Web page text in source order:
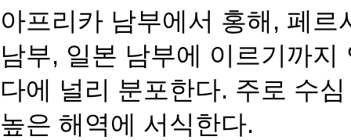
아프리카 남부에서 홍해, 페
남부, 일본 남부에 이르기까
다에 널리 분포한다. 주로 수
높은 해역에 서식한다.